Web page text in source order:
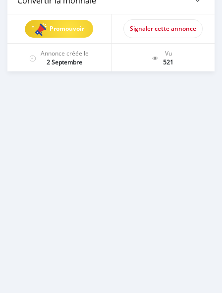
Promouvoir Signaler cette annonce
Annonce créée le
2 Septembre
Vu
521